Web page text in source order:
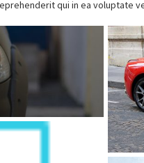
ullam corporis
qui in ea voluptate